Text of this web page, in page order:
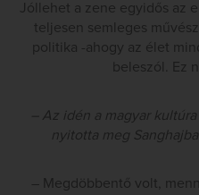
Jóllehet a zene egyidős az
teljesen semleges
politika -ahogy az élet
beleszól. Ez
– Az idén a magyar
nyitotta meg
– Megdöbbentő volt,